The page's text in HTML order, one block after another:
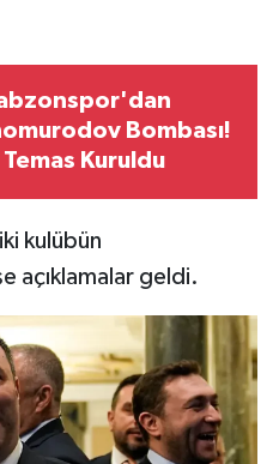
Bombası!
Temas Kuruldu
kulübün
açıklamalar geldi.